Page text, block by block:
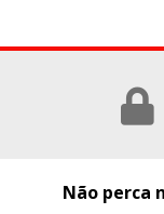
Não perca